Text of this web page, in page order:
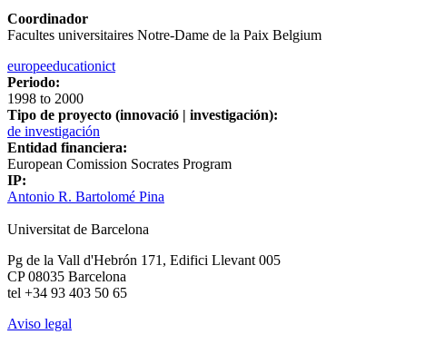
Coordinador
Facultes universitaires Notre-Dame de la Paix Belgium
europeeducationict
Periodo:
1998 to 2000
Tipo de proyecto (innovació | investigación):
de investigación
Entidad financiera:
European Comission Socrates Program
IP:
Antonio R. Bartolomé Pina
Universitat de Barcelona
Pg de la Vall d'Hebrón 171, Edifici Llevant 005
CP 08035 Barcelona
tel +34 93 403 50 65
Aviso legal